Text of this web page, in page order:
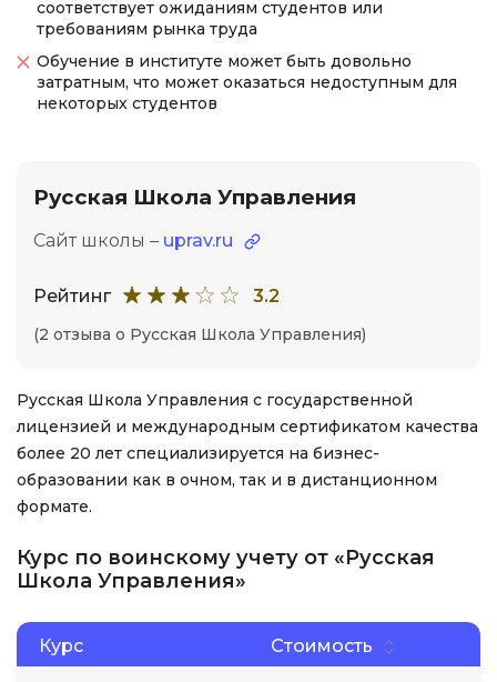
соответствует ожиданиям студентов или
требованиям рынка труда
Обучение в институте может быть довольно
затратным, что может оказаться недоступным для
некоторых студентов
Русская Школа Управления
Сайт школы – uprav.ru
Рейтинг 3.2
(2 отзыва о Русская Школа Управления)
Русская Школа Управления с государственной
лицензией и международным сертификатом качества
более 20 лет специализируется на бизнес-
образовании как в очном, так и в дистанционном
формате.
Курс по воинскому учету от «Русская
Школа Управления»
Курс Стоимость